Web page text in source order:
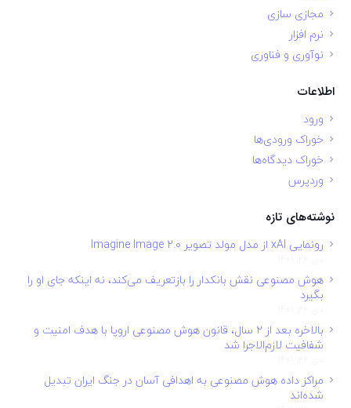
مجازی سازی
نرم افزار
نوآوری و فناوری
اطلاعات
ورود
خوراک ورودی‌ها
خوراک دیدگاه‌ها
وردپرس
نوشته‌های تازه
رونمایی xAI از مدل مولد تصویر Imagine Image 2.0
هوش مصنوعی نقش بانکدار را بازتعریف می‌کند، نه اینکه جای او را
بگیرد
بالاخره بعد از ۲ سال، قانون هوش مصنوعی اروپا با هدف امنیت و
شفافیت لازم‌الاجرا شد
مراکز داده هوش مصنوعی به اهدافی آسان در جنگ ایران تبدیل
شده‌اند